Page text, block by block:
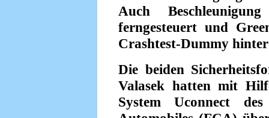
Auch
ferngesteuert und
Crashtest-Dummy
Die beiden
Valasek hatten mit
System Uconnect